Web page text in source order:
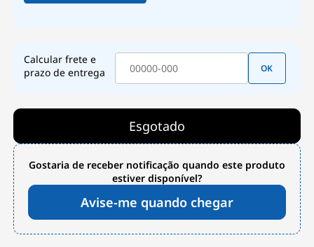
Calcular frete e
prazo de entrega
OK
Esgotado
Gostaria de receber notificação quando este produto
estiver disponível?
Avise-me quando chegar